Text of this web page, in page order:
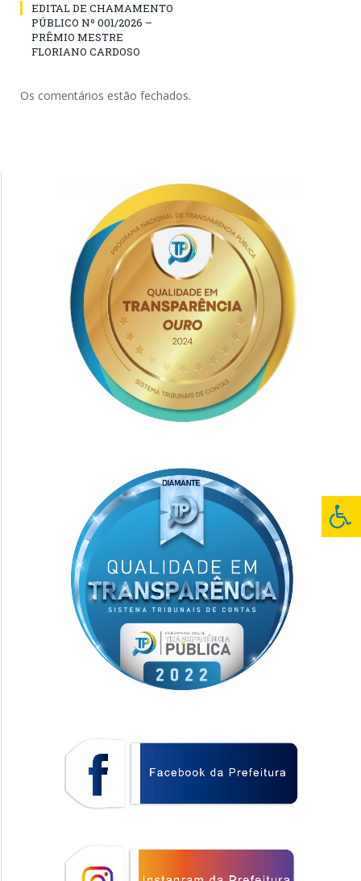
EDITAL DE CHAMAMENTO
PÚBLICO Nº 001/2026 –
PRÊMIO MESTRE
FLORIANO CARDOSO
Os comentários estão fechados.